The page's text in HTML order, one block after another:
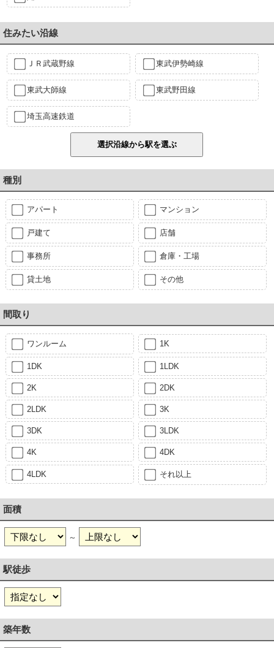
住みたい沿線
ＪＲ武蔵野線 東武伊勢崎線
東武大師線 東武野田線
埼玉高速鉄道
種別
アパート マンション
戸建て 店舗
事務所 倉庫・工場
貸土地 その他
間取り
ワンルーム 1K
1DK 1LDK
2K 2DK
2LDK 3K
3DK 3LDK
4K 4DK
4LDK それ以上
面積
～
駅徒歩
築年数